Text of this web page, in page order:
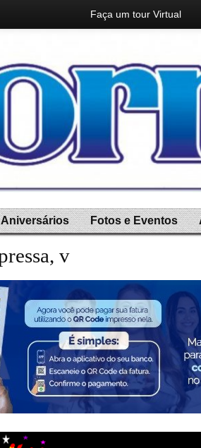
Faça um tour Virtual
Aniversários Fotos e Eventos
você ganha